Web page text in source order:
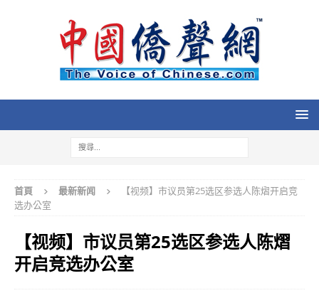
首頁 最新新闻
【视频】市议员第25选区参选人陈熠开启竞
选办公室
【视频】市议员第25选区参选人陈熠
开启竞选办公室